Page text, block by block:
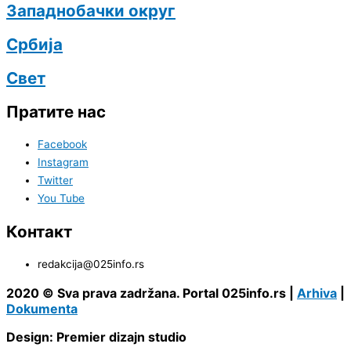
Западнобачки округ
Србија
Свет
Пратите нас
Facebook
Instagram
Twitter
You Tube
Контакт
redakcija@025info.rs
2020 © Sva prava zadržana. Portal 025info.rs | Arhiva
Dokumenta
Design: Premier dizajn studio